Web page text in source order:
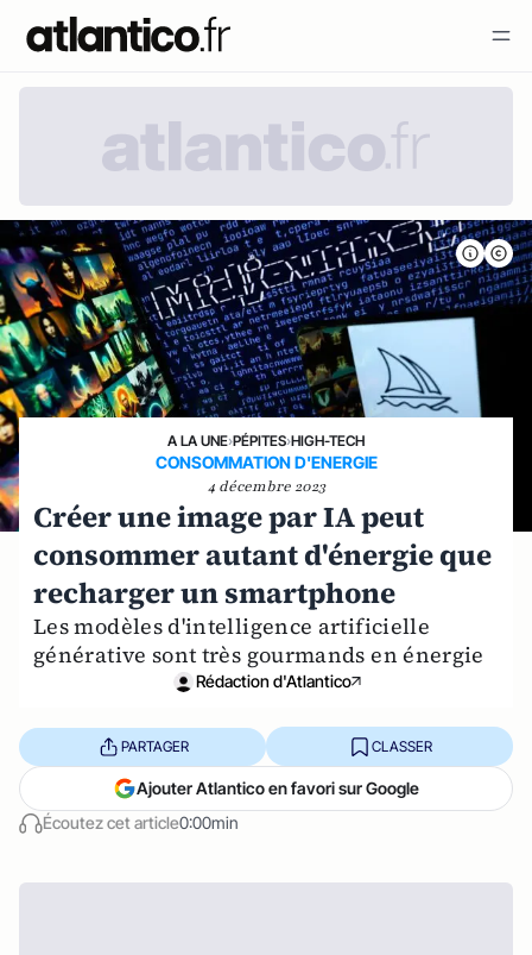
A LA UNE›PÉPITES›HIGH-TECH
CONSOMMATION D'ENERGIE
4 décembre 2023
Créer une image par IA peut
consommer autant d'énergie que
recharger un smartphone
Les modèles d'intelligence artificielle
générative sont très gourmands en énergie
Rédaction d'Atlantico
Écoutez cet article0:00min
PARTAGER CLASSER
Ajouter Atlantico en favori sur Google